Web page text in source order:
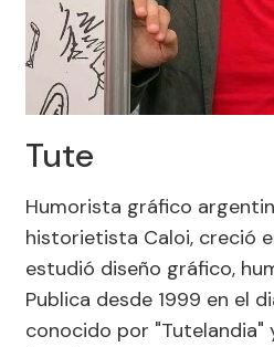
Tute
Humorista gráfico
historietista Caloi, creció
estudió diseño gráfico,
Publica desde 1999 en el
conocido por "Tutelandia"